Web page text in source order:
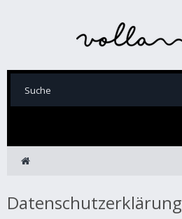
Datenschutzerklärung